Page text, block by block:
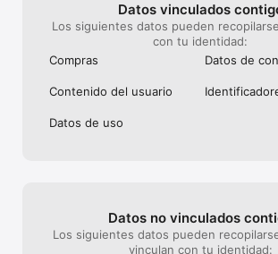
Datos vinculados
Los siguientes datos pueden
con tu identidad:
Compras
Datos de
Contenido del usuario
Datos de uso
Datos no vinculados
Los siguientes datos pueden
vinculan con tu identidad: